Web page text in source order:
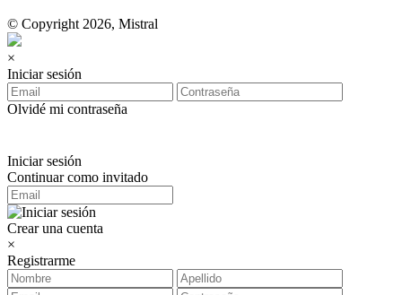
© Copyright 2026, Mistral
×
Iniciar sesión
Olvidé mi contraseña
Iniciar sesión
Continuar como invitado
Crear una cuenta
×
Registrarme